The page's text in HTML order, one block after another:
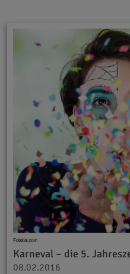
Karneval – die 5.
08.02.2016